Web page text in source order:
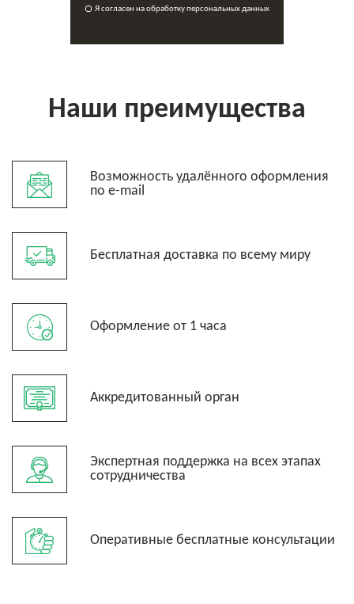
Я согласен на обработку персональных данных
Наши преимущества
Возможность удалённого оформления
по e-mail
Бесплатная доставка по всему миру
Оформление от 1 часа
Аккредитованный орган
Экспертная поддержка на всех этапах
сотрудничества
Оперативные бесплатные консультации